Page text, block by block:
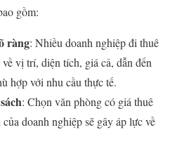
gồm:
ràng: Nhiều doanh nghiệp đi thuê
vị trí, diện tích, giá cả, dẫn đến
hợp với nhu cầu thực tế.
: Chọn văn phòng có giá thuê
doanh nghiệp sẽ gây áp lực về